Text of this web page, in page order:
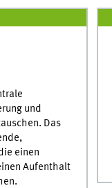
und
Das
einen
Aufenthalt